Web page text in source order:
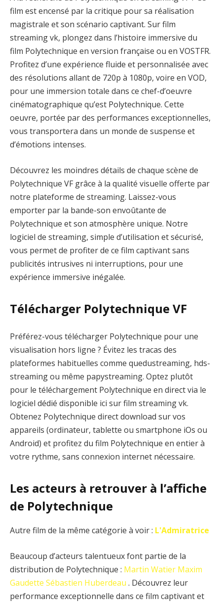
film est encensé par la critique pour sa réalisation
magistrale et son scénario captivant. Sur film
streaming vk, plongez dans l’histoire immersive du
film Polytechnique en version française ou en VOSTFR.
Profitez d’une expérience fluide et personnalisée avec
des résolutions allant de 720p à 1080p, voire en VOD,
pour une immersion totale dans ce chef-d’oeuvre
cinématographique qu’est Polytechnique. Cette
oeuvre, portée par des performances exceptionnelles,
vous transportera dans un monde de suspense et
d’émotions intenses.
Découvrez les moindres détails de chaque scène de
Polytechnique VF grâce à la qualité visuelle offerte par
notre plateforme de streaming. Laissez-vous
emporter par la bande-son envoûtante de
Polytechnique et son atmosphère unique. Notre
logiciel de streaming, simple d’utilisation et sécurisé,
vous permet de profiter de ce film captivant sans
publicités intrusives ni interruptions, pour une
expérience immersive inégalée.
Télécharger Polytechnique VF
Préférez-vous télécharger Polytechnique pour une
visualisation hors ligne ? Évitez les tracas des
plateformes habituelles comme quedustreaming, hds-
streaming ou même papystreaming. Optez plutôt
pour le téléchargement Polytechnique en direct via le
logiciel dédié disponible ici sur film streaming vk.
Obtenez Polytechnique direct download sur vos
appareils (ordinateur, tablette ou smartphone iOs ou
Android) et profitez du film Polytechnique en entier à
votre rythme, sans connexion internet nécessaire.
Les acteurs à retrouver à l’affiche
de Polytechnique
Autre film de la même catégorie à voir : L'Admiratrice
Beaucoup d’acteurs talentueux font partie de la
distribution de Polytechnique : Martin Watier Maxim
Gaudette Sébastien Huberdeau . Découvrez leur
performance exceptionnelle dans ce film captivant et